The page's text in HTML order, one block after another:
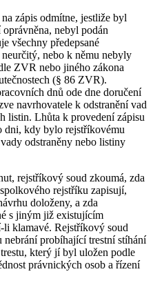
zápis odmítne, jestliže byl
nebyl podán
všechny předepsané
nebo k němu nebyly
ZVR nebo jiného zákona
(§ 86 ZVR).
dnů ode dne doručení
navrhovatele k odstranění vad
listin. Lhůta k provedení zápisu
dni, kdy bylo rejstříkovému
odstraněny nebo listiny
rejstříkový soud zkoumá, zda
rejstříku zapisují,
doloženy, a zda
s jiným již existujícím
li klamavé. Rejstříkový soud
nebrání probíhající trestní stíhání
který jí byl uložen podle
právnických osob a řízení